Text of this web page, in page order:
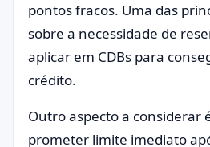
pontos fracos. Uma das
sobre a necessidade de
aplicar em CDBs para
crédito.
Outro aspecto a considerar
prometer limite imediato